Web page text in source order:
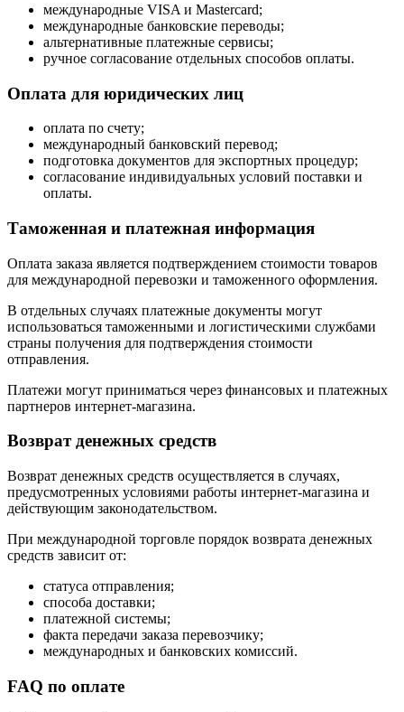
международные VISA и Mastercard;
международные банковские переводы;
альтернативные платежные сервисы;
ручное согласование отдельных способов оплаты.
Оплата для юридических лиц
оплата по счету;
международный банковский перевод;
подготовка документов для экспортных процедур;
согласование индивидуальных условий поставки и
оплаты.
Таможенная и платежная информация
Оплата заказа является подтверждением стоимости товаров
для международной перевозки и таможенного оформления.
В отдельных случаях платежные документы могут
использоваться таможенными и логистическими службами
страны получения для подтверждения стоимости
отправления.
Платежи могут приниматься через финансовых и платежных
партнеров интернет-магазина.
Возврат денежных средств
Возврат денежных средств осуществляется в случаях,
предусмотренных условиями работы интернет-магазина и
действующим законодательством.
При международной торговле порядок возврата денежных
средств зависит от:
статуса отправления;
способа доставки;
платежной системы;
факта передачи заказа перевозчику;
международных и банковских комиссий.
FAQ по оплате